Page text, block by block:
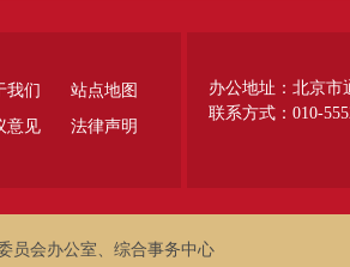
我们
站点地图
意见
法律声明
办公地址：北京市
联系方式：010-
员会办公室、综合事务中心